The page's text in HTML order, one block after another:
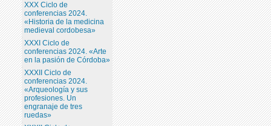
XXX Ciclo de
conferencias 2024.
«Historia de la medicina
medieval cordobesa»
XXXI Ciclo de
conferencias 2024. «Arte
en la pasión de Córdoba»
XXXII Ciclo de
conferencias 2024.
«Arqueología y sus
profesiones. Un
engranaje de tres
ruedas»